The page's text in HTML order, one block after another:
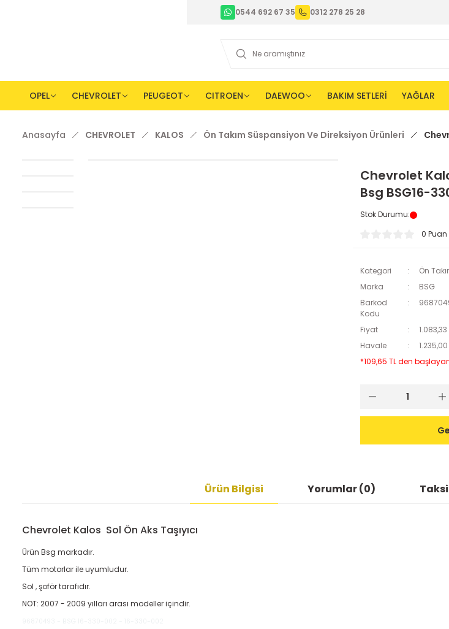
0544 692 67 35 0312 278 25 28
OPEL CHEVROLET PEUGEOT CITROEN DAEWOO BAKIM SETLERİ YAĞLAR
Anasayfa CHEVROLET KALOS Ön Takım Süspansiyon Ve Direksiyon Ürünleri
Chevrolet
Bsg BSG16-
Stok Durumu:
0
Kategori
Ön
Marka
BSG
Barkod
Kodu
Fiyat
1.083,33
Havale
*109,65 TL den
Ürün Bilgisi Yorumlar (0)
Chevrolet Kalos Sol Ön Aks Taşıyıcı
Ürün Bsg markadır.
Tüm motorlar ile uyumludur.
Sol , şoför tarafıdır.
NOT: 2007 - 2009 yılları arası modeller içindir.